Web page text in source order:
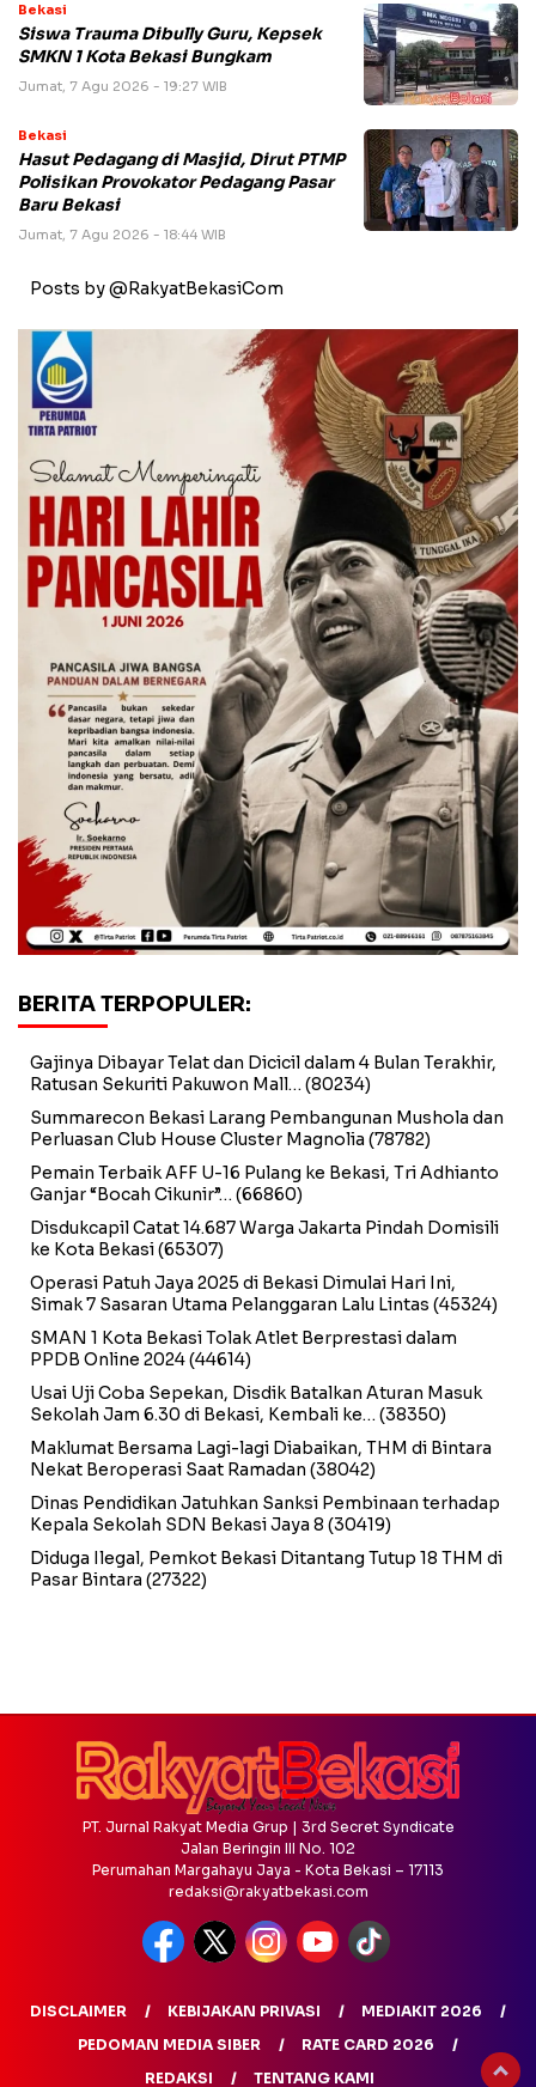
Bekasi
Siswa Trauma Dibully Guru, Kepsek
SMKN 1 Kota Bekasi Bungkam
Jumat, 7 Agu 2026 - 19:27 WIB
Bekasi
Hasut Pedagang di Masjid, Dirut PTMP
Polisikan Provokator Pedagang Pasar
Baru Bekasi
Jumat, 7 Agu 2026 - 18:44 WIB
Posts by @RakyatBekasiCom
BERITA TERPOPULER:
Gajinya Dibayar Telat dan Dicicil dalam 4 Bulan Terakhir,
Ratusan Sekuriti Pakuwon Mall… (80234)
Summarecon Bekasi Larang Pembangunan Mushola dan
Perluasan Club House Cluster Magnolia (78782)
Pemain Terbaik AFF U-16 Pulang ke Bekasi, Tri Adhianto
Ganjar “Bocah Cikunir”… (66860)
Disdukcapil Catat 14.687 Warga Jakarta Pindah Domisili
ke Kota Bekasi(65307)
Operasi Patuh Jaya 2025 di Bekasi Dimulai Hari Ini,
Simak 7 Sasaran Utama Pelanggaran Lalu Lintas (45324)
SMAN 1 Kota Bekasi Tolak Atlet Berprestasi dalam
PPDB Online 2024(44614)
Usai Uji Coba Sepekan, Disdik Batalkan Aturan Masuk
Sekolah Jam 6.30 di Bekasi, Kembali ke… (38350)
Maklumat Bersama Lagi-lagi Diabaikan, THM di Bintara
Nekat Beroperasi Saat Ramadan (38042)
Dinas Pendidikan Jatuhkan Sanksi Pembinaan terhadap
Kepala Sekolah SDN Bekasi Jaya 8 (30419)
Diduga Ilegal, Pemkot Bekasi Ditantang Tutup 18 THM di
Pasar Bintara (27322)
PT. Jurnal Rakyat Media Grup | 3rd Secret Syndicate
Jalan Beringin III No. 102
Perumahan Margahayu Jaya - Kota Bekasi – 17113
redaksi@rakyatbekasi.com
DISCLAIMER KEBIJAKAN PRIVASI
MEDIAKIT 2026
PEDOMAN MEDIA SIBER
RATE CARD 2026
REDAKSI
TENTANG KAMI